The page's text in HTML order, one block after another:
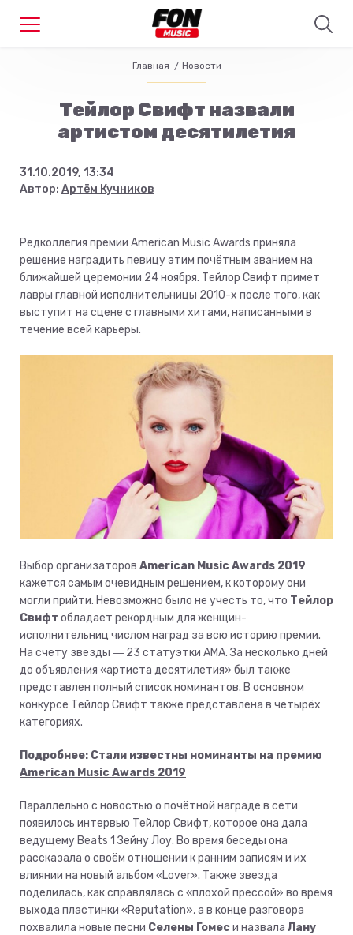
Главная Новости
Тейлор Свифт назвали
артистом десятилетия
31.10.2019, 13:34
Автор: Артём Кучников
Редколлегия премии American Music Awards приняла
решение наградить певицу этим почётным званием на
ближайшей церемонии 24 ноября. Тейлор Свифт примет
лавры главной исполнительницы 2010-х после того, как
выступит на сцене с главными хитами, написанными в
течение всей карьеры.
Выбор организаторов American Music Awards 2019
кажется самым очевидным решением, к которому они
могли прийти. Невозможно было не учесть то, что Тейлор
Свифт обладает рекордным для женщин-
исполнительниц числом наград за всю историю премии.
На счету звезды ― 23 статуэтки AMA. За несколько дней
до объявления «артиста десятилетия» был также
представлен полный список номинантов. В основном
конкурсе Тейлор Свифт также представлена в четырёх
категориях.
Подробнее: Стали известны номинанты на премию
American Music Awards 2019
Параллельно с новостью о почётной награде в сети
появилось интервью Тейлор Свифт, которое она дала
ведущему Beats 1 Зейну Лоу. Во время беседы она
рассказала о своём отношении к ранним записям и их
влиянии на новый альбом «Lover». Также звезда
поделилась, как справлялась с «плохой прессой» во время
выхода пластинки «Reputation», а в конце разговора
похвалила новые песни Селены Гомеси назвала Лану